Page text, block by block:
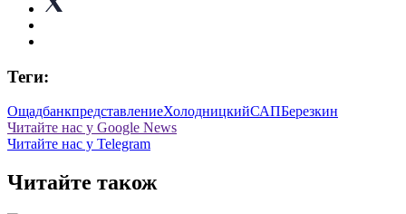
Теги:
ОщадбанкпредставлениеХолодницкийСАПБерезкин
Читайте нас у Google News
Читайте нас у Telegram
Читайте також